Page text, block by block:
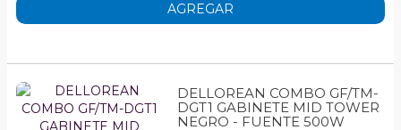
AGREGAR
DELLOREAN COMBO GF/TM-
DGT1 GABINETE MID TOWER
NEGRO - FUENTE 500W